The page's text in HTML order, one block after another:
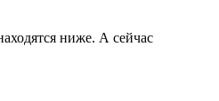
ниже. А сейчас